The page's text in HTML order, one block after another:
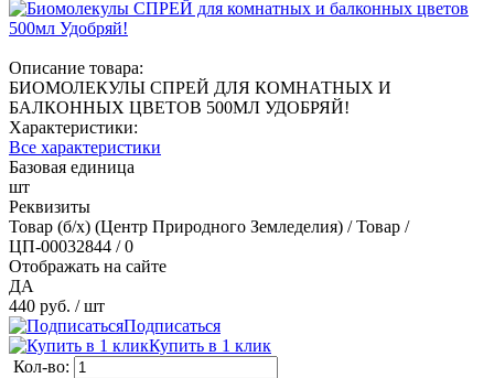
Описание товара:
БИОМОЛЕКУЛЫ СПРЕЙ ДЛЯ КОМНАТНЫХ И
БАЛКОННЫХ ЦВЕТОВ 500МЛ УДОБРЯЙ!
Характеристики:
Все характеристики
Базовая единица
шт
Реквизиты
Товар (б/х) (Центр Природного Земледелия) / Товар /
ЦП-00032844 / 0
Отображать на сайте
ДА
440 руб. / шт
Подписаться
Купить в 1 клик
Кол-во: